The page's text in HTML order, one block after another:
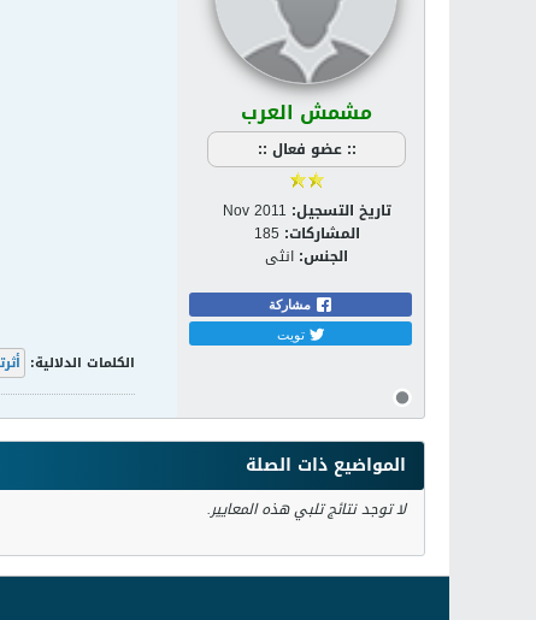
مشمش العرب
:: عضو فعال ::
تاريخ التسجيل: Nov 2011
المشاركات: 185
الجنس: انثى
مشاركة
تويت
الكلمات الدلالية:
المواضيع ذات الصلة
لا توجد نتائج تلبي هذه المعايير.